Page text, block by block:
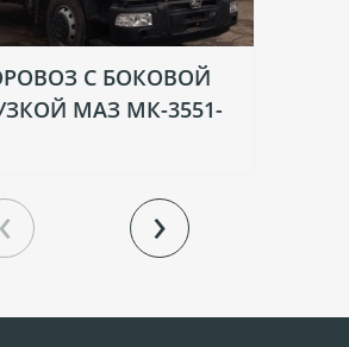
С БОКОВОЙ
МАЗ МК-3551-
›